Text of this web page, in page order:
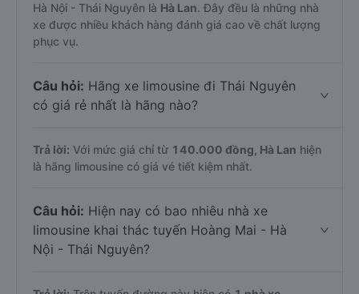
Hà Nội - Thái Nguyên là Hà Lan. Đây đều là những nhà
xe được nhiều khách hàng đánh giá cao về chất lượng
phục vụ.
Câu hỏi: Hãng xe limousine đi Thái Nguyên
có giá rẻ nhất là hãng nào?
Trả lời: Với mức giá chỉ từ 140.000 đồng, Hà Lan hiện
là hãng limousine có giá vé tiết kiệm nhất.
Câu hỏi: Hiện nay có bao nhiêu nhà xe
limousine khai thác tuyến Hoàng Mai - Hà
Nội - Thái Nguyên?